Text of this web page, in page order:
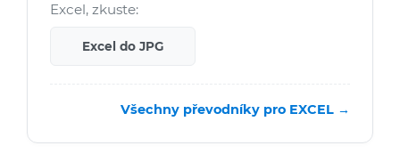
Excel, zkuste:
Excel do JPG
Všechny převodníky pro EXCEL →